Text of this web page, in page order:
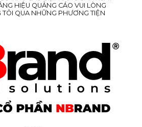
HIỆU QUẢNG CÁO VUI LÒNG
TÔI QUA NHỮNG PHƯƠNG TIỆN